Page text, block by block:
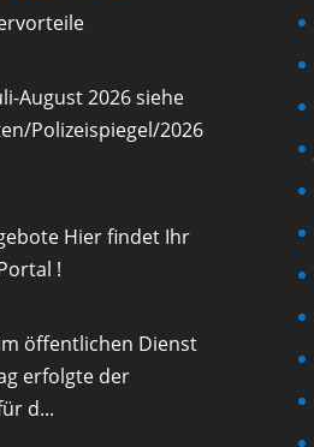
August 2026 siehe
Polizeispiegel/2026
Hier findet Ihr
!
öffentlichen Dienst
erfolgte der
d...